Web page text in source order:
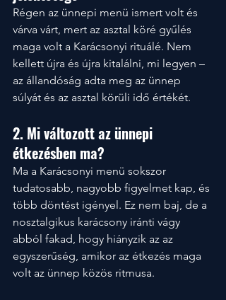
Régen az ünnepi menü ismert volt és
várva várt, mert az asztal köré gyűlés
maga volt a Karácsonyi rituálé. Nem
kellett újra és újra kitalálni, mi legyen –
az állandóság adta meg az ünnep
súlyát és az asztal körüli idő értékét.
2. Mi változott az ünnepi
étkezésben ma?
Ma a Karácsonyi menü sokszor
tudatosabb, nagyobb figyelmet kap, és
több döntést igényel. Ez nem baj, de a
nosztalgikus karácsony iránti vágy
abból fakad, hogy hiányzik az az
egyszerűség, amikor az étkezés maga
volt az ünnep közös ritmusa.